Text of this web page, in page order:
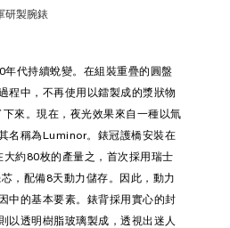
研製腕錶
代持續蛻變。在組裝重疊的圓盤
程中，不再使用以鐳製成的漿狀物
來。現在，夜光效果來自一種以氚
名稱為Luminor。錶冠護橋安裝在
約80枚的產量之，首次採用瑞士
，配備8天動力儲存。因此，動力
中的基本要素。錶背採用實心的封
以透明樹脂玻璃製成，透視出迷人